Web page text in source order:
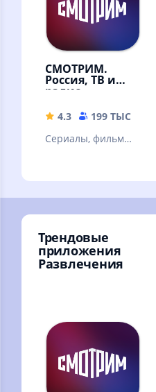
СМОТРИМ.
Россия, ТВ и
радио
4.3 199 ТЫС
Сериалы, фильмы,
Трендовые
приложения
Развлечения